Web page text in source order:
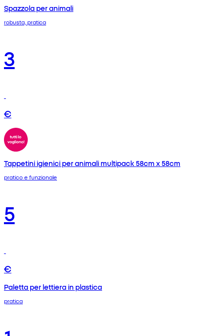
Spazzola per animali
robusta, pratica
3
€
Tappetini igienici per animali multipack 58cm x 58cm
pratico e funzionale
5
€
Paletta per lettiera in plastica
pratica